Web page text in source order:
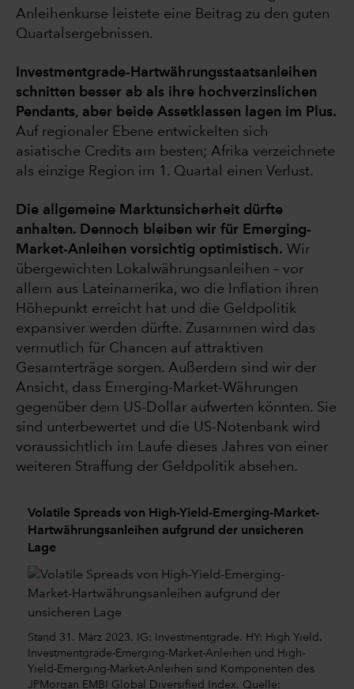
Anleihenkurse leistete eine Beitrag zu den guten
Quartalsergebnissen.
Investmentgrade-Hartwährungsstaatsanleihen
schnitten besser ab als ihre hochverzinslichen
Pendants, aber beide Assetklassen lagen im Plus.
Auf regionaler Ebene entwickelten sich
asiatische Credits am besten; Afrika verzeichnete
als einzige Region im 1. Quartal einen Verlust.
Die allgemeine Marktunsicherheit dürfte
anhalten. Dennoch bleiben wir für Emerging-
Market-Anleihen vorsichtig optimistisch. Wir
übergewichten Lokalwährungsanleihen – vor
allem aus Lateinamerika, wo die Inflation ihren
Höhepunkt erreicht hat und die Geldpolitik
expansiver werden dürfte. Zusammen wird das
vermutlich für Chancen auf attraktiven
Gesamterträge sorgen. Außerdem sind wir der
Ansicht, dass Emerging-Market-Währungen
gegenüber dem US-Dollar aufwerten könnten. Sie
sind unterbewertet und die US-Notenbank wird
voraussichtlich im Laufe dieses Jahres von einer
weiteren Straffung der Geldpolitik absehen.
Volatile Spreads von High-Yield-Emerging-Market-
Hartwährungsanleihen aufgrund der unsicheren
Lage
Stand 31. März 2023. IG: Investmentgrade. HY: High Yield.
Investmentgrade-Emerging-Market-Anleihen und High-
Yield-Emerging-Market-Anleihen sind Komponenten des
JPMorgan EMBI Global Diversified Index. Quelle: